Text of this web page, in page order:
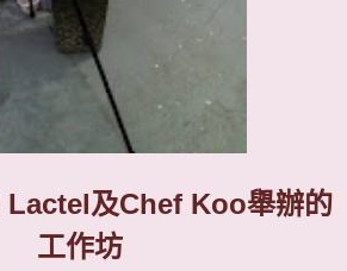
Lactel及Chef Koo舉辦的
工作坊